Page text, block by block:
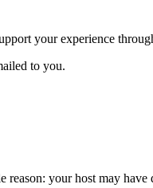
your experience
to you.
reason: your host may